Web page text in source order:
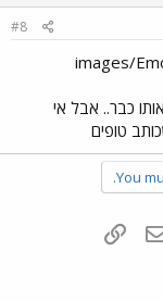
#8
כבר.. אבל אי
טופים
You
דואר אלקטרוני